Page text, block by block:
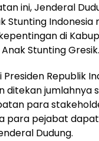
ini, Jenderal
Stunting
di
Stunting Gresik.
Presiden Republik
ditekan jumlahnya
para
para pejabat
Dudung.